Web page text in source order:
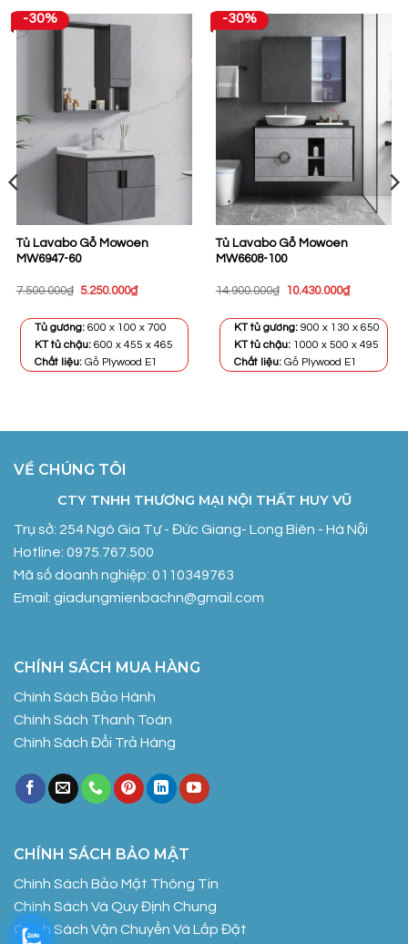
-30%
Tủ Lavabo Gỗ Mowoen
MW6947-60
7.500.000₫ Giá
7.500.000₫.
5.250.000₫Giá
là:
Tủ gương: 600 x 100 x 700
KT tủ chậu:600 x 455 x 465
Chất liệu:Gỗ Plywood E1
-30%
Tủ Lavabo Gỗ Mowoen
MW6608-100
14.900.000₫
Giá
14.900.000₫.
10.430.000₫Giá
là:
KT tủ gương: 900 x 130 x 650
KT tủ chậu: 1000 x 500 x 495
Chất liệu:Gỗ Plywood E1
VỀ CHÚNG TÔI
CTY TNHH THƯƠNG MẠI NỘI THẤT HUY VŨ
Trụ sở: 254 Ngô Gia Tự - Đức Giang- Long Biên - Hà Nội
Hotline: 0975.767.500
Mã số doanh nghiệp: 0110349763
Email: giadungmienbachn@gmail.com
CHÍNH SÁCH MUA HÀNG
Chính Sách Bảo Hành
Chính Sách Thanh Toán
Chính Sách Đổi Trả Hàng
CHÍNH SÁCH BẢO MẬT
Chính Sách Bảo Mật Thông Tin
Chính Sách Và Quy Định Chung
Chính Sách Vận Chuyển Và Lắp Đặt